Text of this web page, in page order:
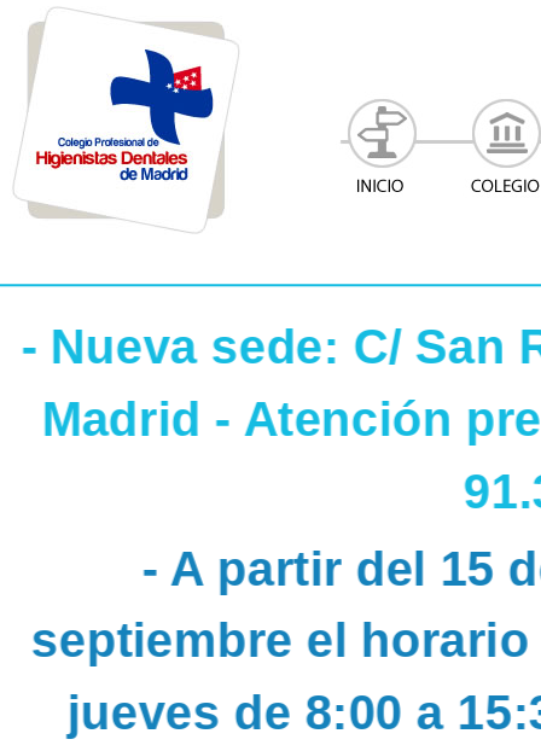
- Nueva sede: C/ San
Madrid - Atención
- A partir del 15
septiembre el
jueves de 8:00 a